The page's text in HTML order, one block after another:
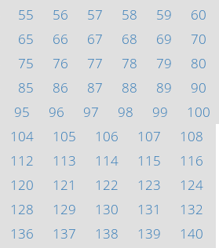
55 56 57 58 59
60
65 66 67 68 69
70
75 76 77 78 79
80
85 86 87 88 89
90
95 96 97 98 99
100
104 105 106 107
108
112 113 114 115
116
120 121 122 123
124
128 129 130 131
132
136 137 138 139
140